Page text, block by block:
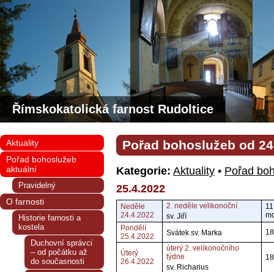
Římskokatolická farnost Rudoltice
Pořad bohoslužeb od
Kategorie: Aktuality • Pořad
25.4.2022
Neděle
24.4.2022
2. neděle velikonoční
sv. Jiří
Pondělí
25.4.2022
Svátek sv. Marka
Úterý
26.4.2022
úterý 2. velikonočního
týdne
sv. Richarius
Aktuality
Pořad bohoslužeb
aktuální
Pravidelný
O farnosti
Historie farnosti a
kostela
Duchovní správci
– od počátku až
do současnosti